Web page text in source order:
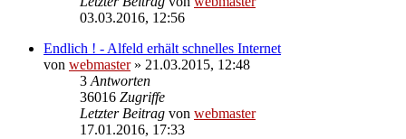
03.03.2016, 12:56
Endlich ! - Alfeld erhält schnelles Internet
von webmaster» 21.03.2015, 12:48
3 Antworten
36016 Zugriffe
Letzter Beitrag von webmaster
17.01.2016, 17:33